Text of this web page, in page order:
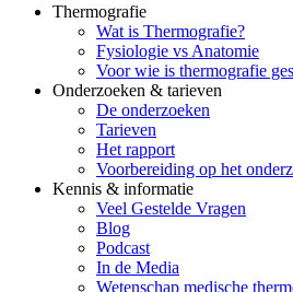
Thermografie
Wat is Thermografie?
Fysiologie vs Anatomie
Voor wie is thermografie
Onderzoeken & tarieven
De onderzoeken
Tarieven
Het rapport
Voorbereiding op het
Kennis & informatie
Veel Gestelde Vragen
Blog
Podcast
In de Media
Wetenschap medische